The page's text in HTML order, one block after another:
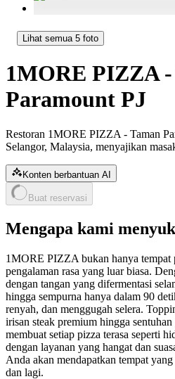
Lihat semua 5 foto
1MORE PIZZA -
Paramount PJ
Restoran 1MORE PIZZA - Taman
Selangor, Malaysia, menyajikan
Konten berbantuan AI
Buat reservasi
Mengapa kami
1MORE PIZZA bukan hanya
pengalaman rasa yang luar biasa.
dengan tangan yang difermentasi
hingga sempurna hanya dalam 90
renyah, dan menggugah selera.
irisan steak premium hingga
membuat setiap pizza terasa seperti
dengan layanan yang hangat dan
Anda akan mendapatkan tempat
dan lagi.